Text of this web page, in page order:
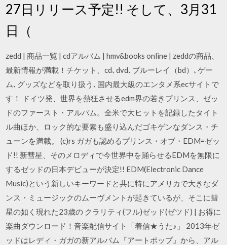
27日リリース予定!! そして、3月31
日（
zedd | 商品一覧 | cdアルバム | hmv&books online | zeddの商品、
最新情報が満載！チケット、cd､dvd､ブルーレイ（bd）､ゲー
ム､グッズなどを取り扱う､国内最大級のエンタメ系ecサイトで
す！ ドイツ発、世界を熱狂させるedm界の若きプリンス、ゼッ
ドのファースト・アルバム。全米で大ヒットを記録したタイト
ル曲ほか、ロック的な要素も盛り込んだゴキゲンなダンス・チ
ューンを満載。 (c)rs ガガも認めるプリンス・オブ・EDM=ゼッ
ド!! 新彗星、そのメロディで今世界中を踊らせるEDMを無限に
するゼッドの日本デビューが決定!! EDM(Electronic Dance
Music)という新しいキーワードと共に特にアメリカで大きなダ
ンス・ミュージックのムーヴメントが起きているが、そこに彗
星の如く現れた23歳の クラリティ(フル)ゼッド(ゼツド) | お得に
楽曲ダウンロード！音楽配信サイト「着信★うた♪」 2013年ゼ
ッドはレディ・ガガの新アルバム『アートポップ』から、アル